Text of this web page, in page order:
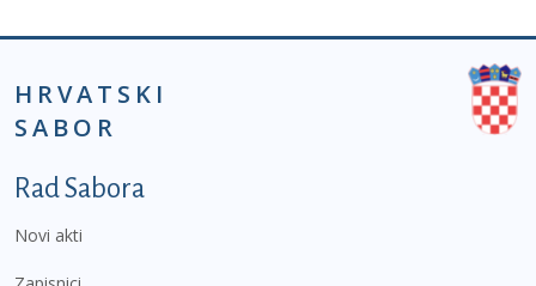
HRVATSKI
SABOR
Podnožje prvi izbornik
Rad Sabora
Novi akti